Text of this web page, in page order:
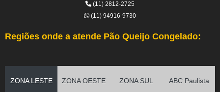
(11) 2812-2725
(11) 94916-9730
Regiões onde a atende Pão Queijo Congelado:
ZONA LESTE ZONA OESTE ZONA SUL ABC Paulista